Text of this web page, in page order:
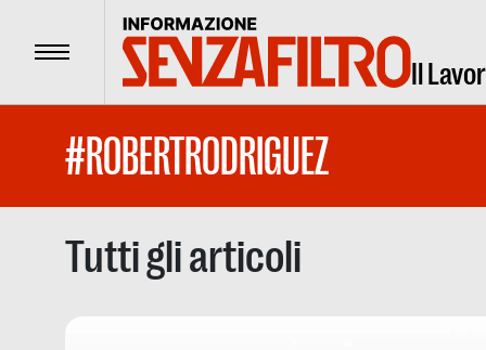
Menu Il
#ROBERTRODRIGUEZ
Tutti gli articoli